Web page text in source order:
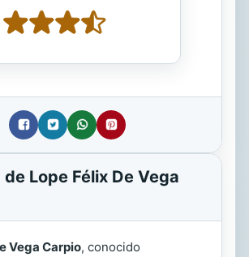
Lope Félix De Vega
Vega Carpio, conocido